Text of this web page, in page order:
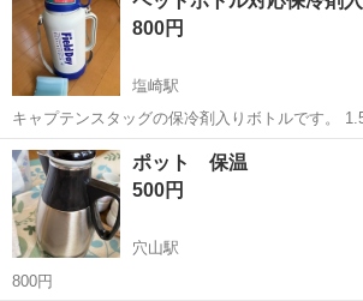
す ※訂正です 最初の投稿...
800円
塩崎駅
キャプテンスタッグの保冷剤入りボトルです。
未使用ですが、染みがあります。 コップ付き 保
ます。 底から取り出しが可能なタイプです。 自宅近くまで来て頂きた
いです。
山梨 南アルプス市 塩崎駅
ポット 保温
500円
穴山駅
800円